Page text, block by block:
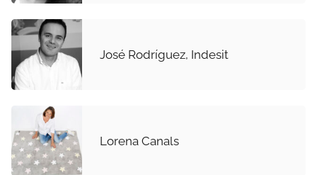
José Rodríguez, Indesit
Lorena Canals